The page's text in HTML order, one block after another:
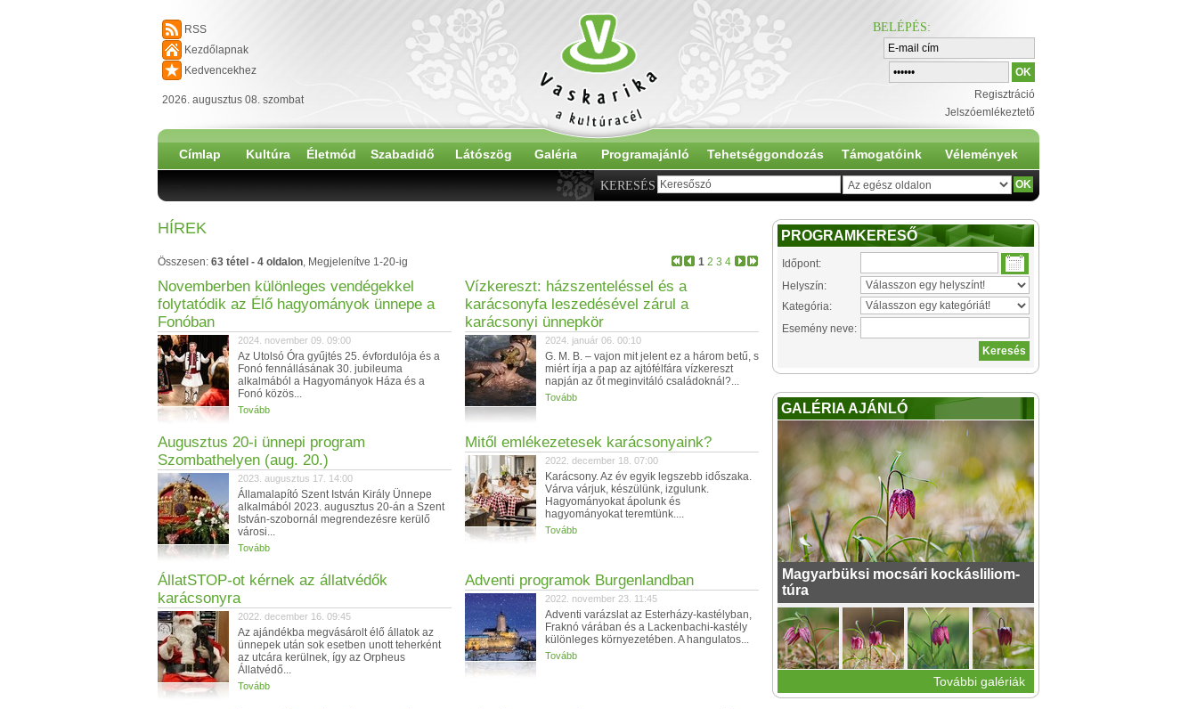
RSS
Kezdőlapnak
Kedvencekhez
2026. augusztus 08. szombat
BELÉPÉS:
Regisztráció
Jelszóemlékeztető
Címlap Kultúra Életmód Szabadidő Látószög Galéria Programajánló Tehetséggondozás Támogatóink Vélemények
KERESÉS
HÍREK
1 2 3 4
Összesen: 63 tétel - 4 oldalon, Megjelenítve 1-20-ig
Novemberben különleges vendégekkel
folytatódik az Élő hagyományok ünnepe a
Fonóban
2024. november 09. 09:00
Az Utolsó Óra gyűjtés 25. évfordulója és a
Fonó fennállásának 30. jubileuma
alkalmából a Hagyományok Háza és a
Fonó közös...
Tovább
Vízkereszt: házszenteléssel és a
karácsonyfa leszedésével zárul a
karácsonyi ünnepkör
2024. január 06. 00:10
G. M. B. – vajon mit jelent ez a három betű, s
miért írja a pap az ajtófélfára vízkereszt
napján az őt meginvitáló családoknál?...
Tovább
Augusztus 20-i ünnepi program
Szombathelyen (aug. 20.)
2023. augusztus 17. 14:00
Államalapító Szent István Király Ünnepe
alkalmából 2023. augusztus 20-án a Szent
István-szobornál megrendezésre kerülő
városi...
Tovább
Mitől emlékezetesek karácsonyaink?
2022. december 18. 07:00
Karácsony. Az év egyik legszebb időszaka.
Várva várjuk, készülünk, izgulunk.
Hagyományokat ápolunk és
hagyományokat teremtünk....
Tovább
ÁllatSTOP-ot kérnek az állatvédők
karácsonyra
2022. december 16. 09:45
Az ajándékba megvásárolt élő állatok az
ünnepek után sok esetben unott teherként
az utcára kerülnek, így az Orpheus
Állatvédő...
Tovább
Adventi programok Burgenlandban
2022. november 23. 11:45
Adventi varázslat az Esterházy-kastélyban,
Fraknó várában és a Lackenbachi-kastély
különleges környezetében. A hangulatos...
Tovább
PROGRAMKERESŐ
Időpont:
Helyszín:
Kategória:
Esemény neve:
GALÉRIA AJÁNLÓ
Magyarbüksi mocsári kockásliliom-
túra
További galériák